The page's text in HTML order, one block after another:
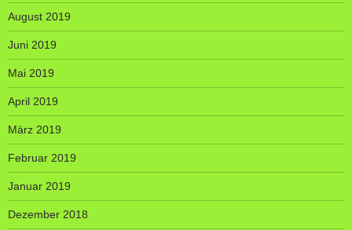
August 2019
Juni 2019
Mai 2019
April 2019
März 2019
Februar 2019
Januar 2019
Dezember 2018